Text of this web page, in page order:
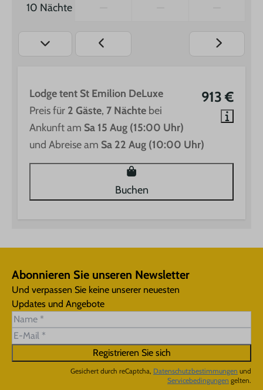
10 Nächte
913 €
Lodge tent St Emilion DeLuxe
Preis für 2 Gäste, 7 Nächte bei
Ankunft am Sa 15 Aug (15:00 Uhr)
und Abreise am Sa 22 Aug (10:00 Uhr)
Buchen
Abonnieren Sie unseren Newsletter
Und verpassen Sie keine unserer neuesten
Updates und Angebote
Registrieren Sie sich
Gesichert durch reCaptcha, Datenschutzbestimmungen und
Servicebedingungen gelten.